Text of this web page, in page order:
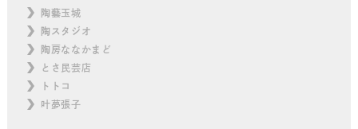
陶藝玉城
陶スタジオ
陶房ななかまど
とさ民芸店
トトコ
叶夢張子